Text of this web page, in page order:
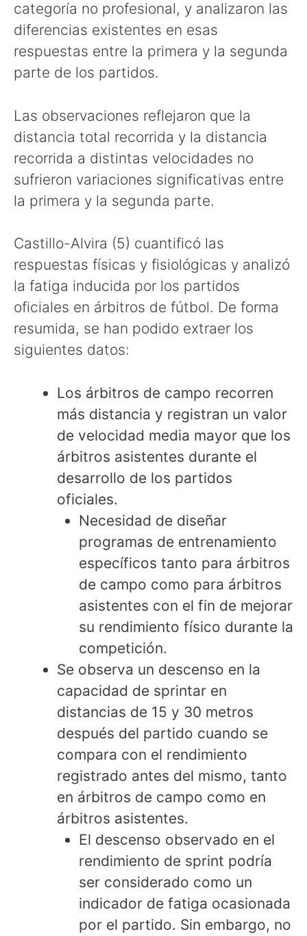
categoría no profesional, y analizaron las
diferencias existentes en esas
respuestas entre la primera y la segunda
parte de los partidos.
Las observaciones reflejaron que la
distancia total recorrida y la distancia
recorrida a distintas velocidades no
sufrieron variaciones significativas entre
la primera y la segunda parte.
Castillo-Alvira (5) cuantificó las
respuestas físicas y fisiológicas y analizó
la fatiga inducida por los partidos
oficiales en árbitros de fútbol. De forma
resumida, se han podido extraer los
siguientes datos:
Los árbitros de campo recorren
más distancia y registran un valor
de velocidad media mayor que los
árbitros asistentes durante el
desarrollo de los partidos
oficiales.
Necesidad de diseñar
programas de entrenamiento
específicos tanto para árbitros
de campo como para árbitros
asistentes con el fin de mejorar
su rendimiento físico durante la
competición.
Se observa un descenso en la
capacidad de sprintar en
distancias de 15 y 30 metros
después del partido cuando se
compara con el rendimiento
registrado antes del mismo, tanto
en árbitros de campo como en
árbitros asistentes.
El descenso observado en el
rendimiento de sprint podría
ser considerado como un
indicador de fatiga ocasionada
por el partido. Sin embargo, no